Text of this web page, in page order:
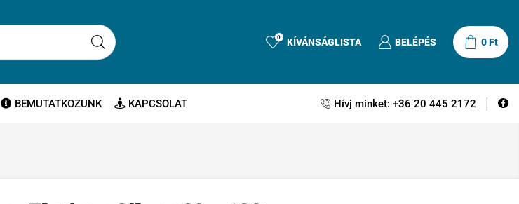
0 KÍVÁNSÁGLISTA BELÉPÉS 0Ft
BEMUTATKOZUNK KAPCSOLAT Hívj minket: +36 20 445 2172